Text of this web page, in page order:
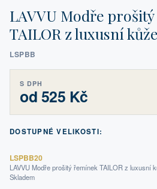
LAVVU Modře
TAILOR z luxusní
LSPBB
S DPH
od 525 Kč
DOSTUPNÉ VELIKOSTI:
LSPBB20
LAVVU Modře prošitý řemínek TAILOR z luxusní
Skladem